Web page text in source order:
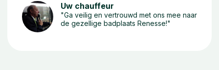
Uw chauffeur
"Ga veilig en vertrouwd met ons mee naar
de gezellige badplaats Renesse!"